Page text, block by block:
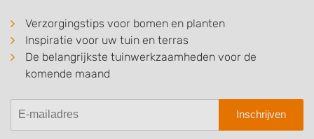
Verzorgingstips voor bomen en planten
Inspiratie voor uw tuin en terras
De belangrijkste tuinwerkzaamheden voor de
komende maand
Inschrijven